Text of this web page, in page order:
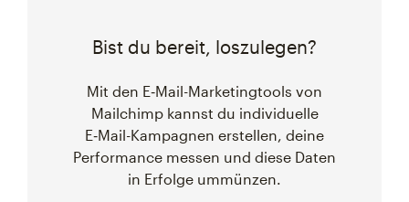
Bist du bereit, loszulegen?
Mit den E‑Mail-Marketingtools von
Mailchimp kannst du individuelle
E‑Mail-Kampagnen erstellen, deine
Performance messen und diese Daten
in Erfolge ummünzen.